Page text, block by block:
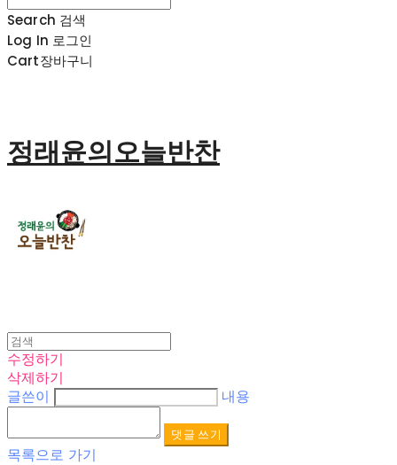
Search 검색
Log In 로그인
Cart장바구니
정래윤의오늘반찬
수정하기
삭제하기
글쓴이
내용
댓글 쓰기
목록으로 가기